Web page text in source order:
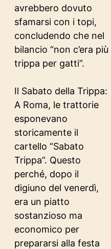
avrebbero dovuto
sfamarsi con i topi,
concludendo che nel
bilancio “non c’era più
trippa per gatti”.
Il Sabato della Trippa:
A Roma, le trattorie
esponevano
storicamente il
cartello “Sabato
Trippa”. Questo
perché, dopo il
digiuno del venerdì,
era un piatto
sostanzioso ma
economico per
prepararsi alla festa